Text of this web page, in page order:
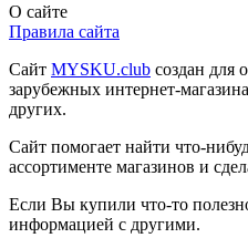
О сайте
Правила сайта
Сайт MYSKU.club cоздан для
зарубежных интернет-
других.
Сайт помогает найти что-
ассортименте магазинов и
Если Вы купили что-то
информацией с другими.